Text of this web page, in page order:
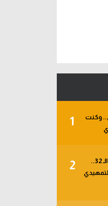
1
وكنت
2
خبر في الجول - الأهلي يبدأ من دور الـ 32..